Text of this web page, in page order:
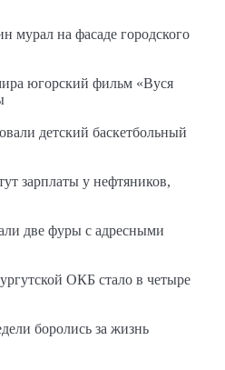
мурал на фасаде городского
югорский фильм «Вуся
детский баскетбольный
зарплаты у нефтяников,
две фуры с адресными
ОКБ стало в четыре
боролись за жизнь